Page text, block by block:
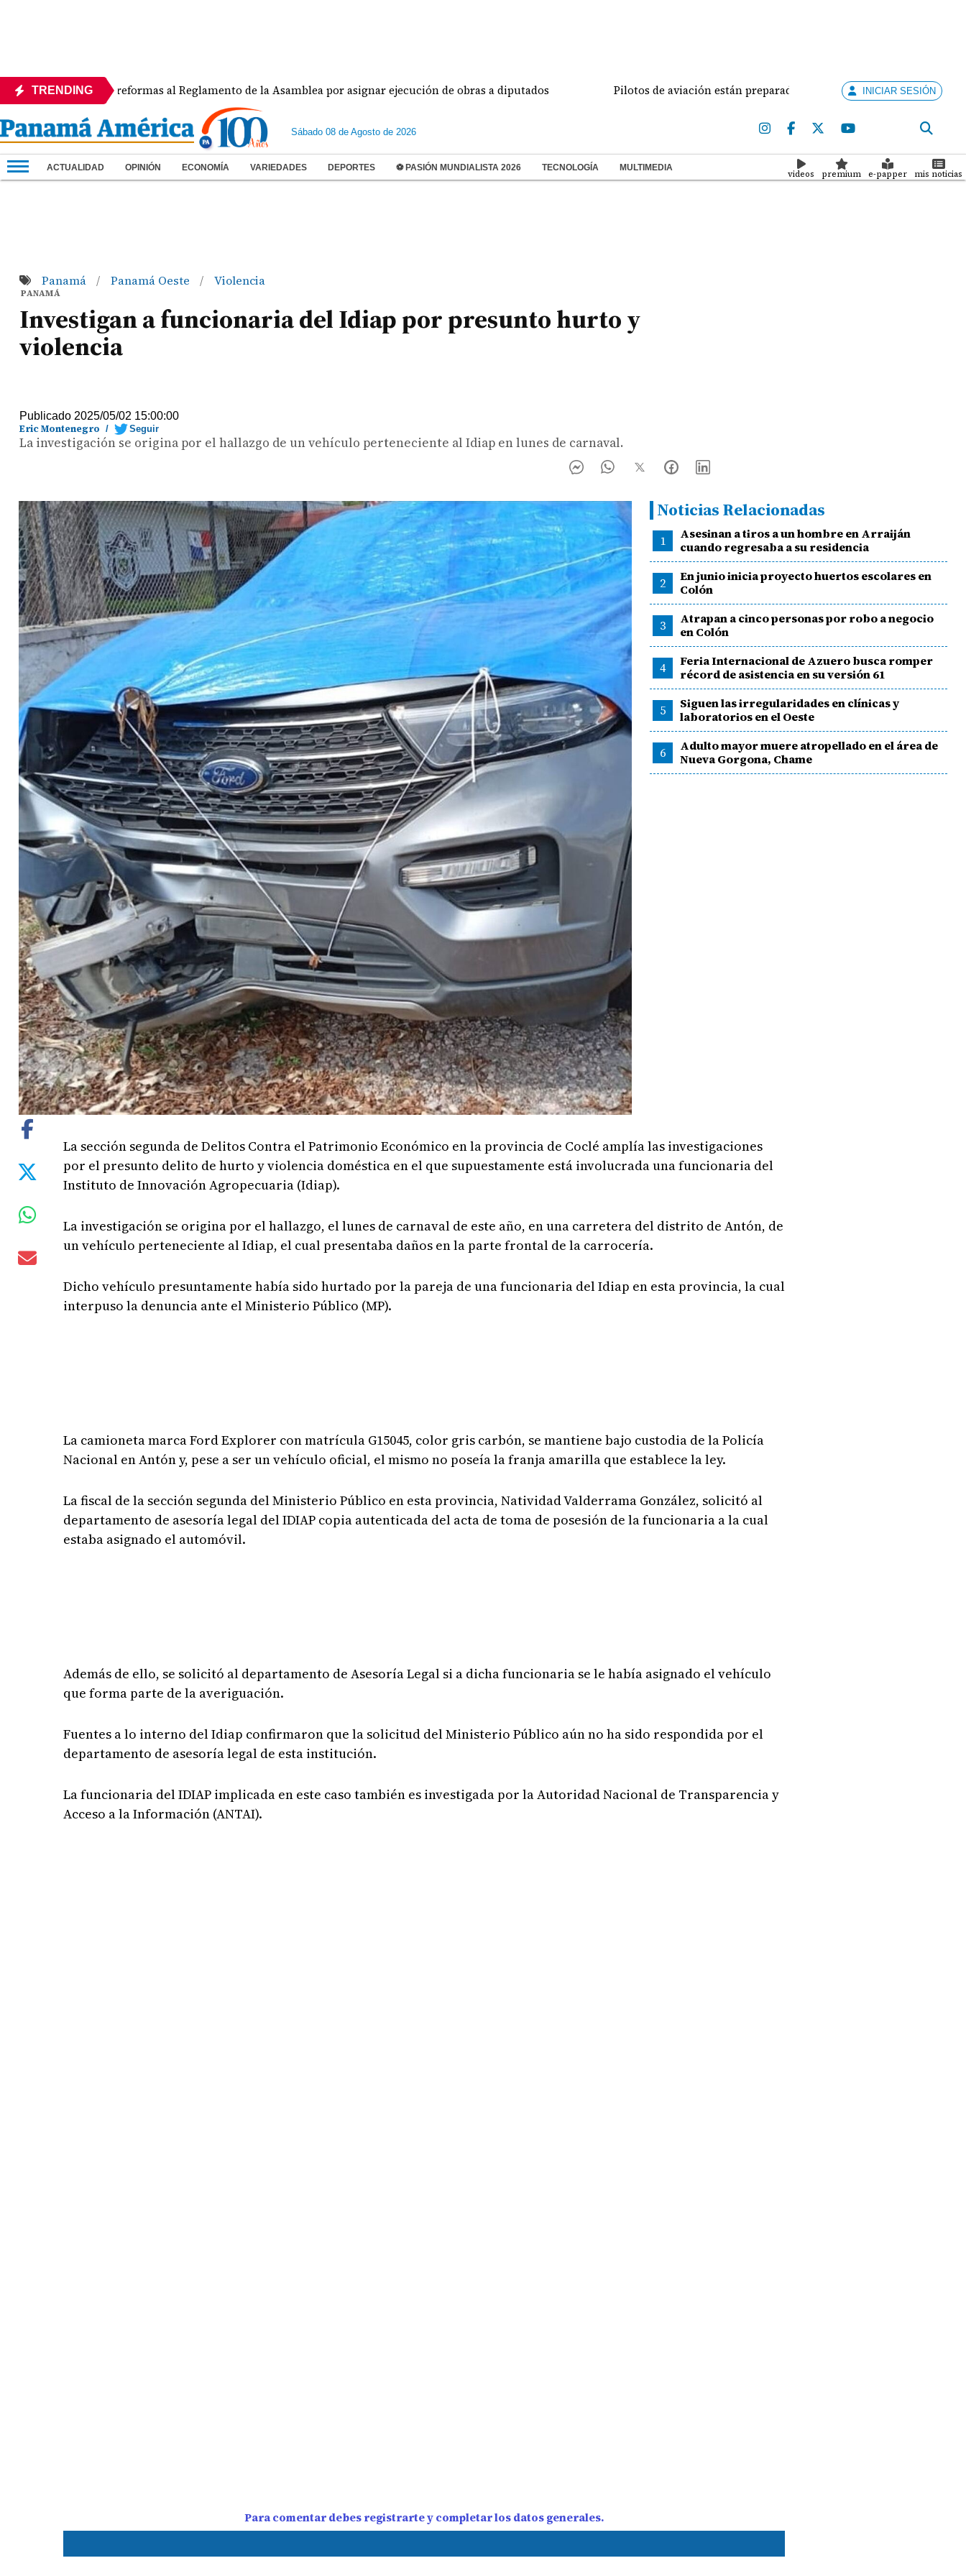
TRENDING
rechaza reformas al Reglamento de la Asamblea por asignar ejecución de obras a diputados Pilotos de aviación están preparados para ejercer la docencia INICIAR SESIÓN
Sábado 08 de Agosto de 2026
ACTUALIDAD OPINIÓN ECONOMÍA VARIEDADES DEPORTES ⚽ PASIÓN MUNDIALISTA 2026 TECNOLOGÍA MULTIMEDIA
videos premium e-papper mis noticias
Panamá / Panamá Oeste / Violencia
PANAMÁ
Investigan a funcionaria del Idiap por presunto hurto y
violencia
Publicado 2025/05/02 15:00:00
Eric Montenegro / Seguir
La investigación se origina por el hallazgo de un vehículo perteneciente al Idiap en lunes de carnaval.
Noticias Relacionadas
1
Asesinan a tiros a un hombre en Arraiján
cuando regresaba a su residencia
2
En junio inicia proyecto huertos escolares en
Colón
3
Atrapan a cinco personas por robo a negocio
en Colón
4
Feria Internacional de Azuero busca romper
récord de asistencia en su versión 61
5
Siguen las irregularidades en clínicas y
laboratorios en el Oeste
6
Adulto mayor muere atropellado en el área de
Nueva Gorgona, Chame
La sección segunda de Delitos Contra el Patrimonio Económico en la provincia de Coclé amplía las investigaciones
por el presunto delito de hurto y violencia doméstica en el que supuestamente está involucrada una funcionaria del
Instituto de Innovación Agropecuaria (Idiap).
La investigación se origina por el hallazgo, el lunes de carnaval de este año, en una carretera del distrito de Antón, de
un vehículo perteneciente al Idiap, el cual presentaba daños en la parte frontal de la carrocería.
Dicho vehículo presuntamente había sido hurtado por la pareja de una funcionaria del Idiap en esta provincia, la cual
interpuso la denuncia ante el Ministerio Público (MP).
La camioneta marca Ford Explorer con matrícula G15045, color gris carbón, se mantiene bajo custodia de la Policía
Nacional en Antón y, pese a ser un vehículo oficial, el mismo no poseía la franja amarilla que establece la ley.
La fiscal de la sección segunda del Ministerio Público en esta provincia, Natividad Valderrama González, solicitó al
departamento de asesoría legal del IDIAP copia autenticada del acta de toma de posesión de la funcionaria a la cual
estaba asignado el automóvil.
Además de ello, se solicitó al departamento de Asesoría Legal si a dicha funcionaria se le había asignado el vehículo
que forma parte de la averiguación.
Fuentes a lo interno del Idiap confirmaron que la solicitud del Ministerio Público aún no ha sido respondida por el
departamento de asesoría legal de esta institución.
La funcionaria del IDIAP implicada en este caso también es investigada por la Autoridad Nacional de Transparencia y
Acceso a la Información (ANTAI).
Para comentar debes registrarte y completar los datos generales.